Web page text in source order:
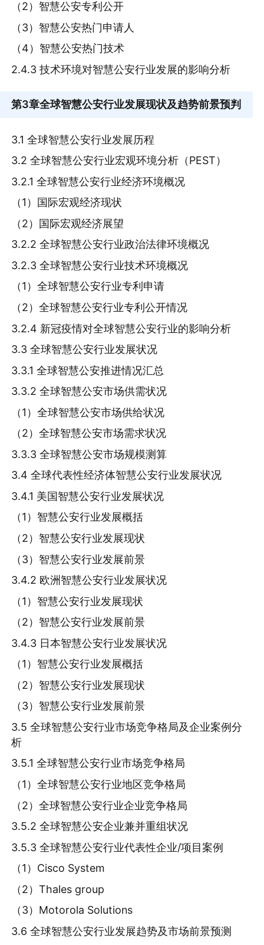
（2）智慧公安专利公开
（3）智慧公安热门申请人
（4）智慧公安热门技术
2.4.3 技术环境对智慧公安行业发展的影响分析
第3章全球智慧公安行业发展现状及趋势前景预判
3.1 全球智慧公安行业发展历程
3.2 全球智慧公安行业宏观环境分析（PEST）
3.2.1 全球智慧公安行业经济环境概况
（1）国际宏观经济现状
（2）国际宏观经济展望
3.2.2 全球智慧公安行业政治法律环境概况
3.2.3 全球智慧公安行业技术环境概况
（1）全球智慧公安行业专利申请
（2）全球智慧公安行业专利公开情况
3.2.4 新冠疫情对全球智慧公安行业的影响分析
3.3 全球智慧公安行业发展状况
3.3.1 全球智慧公安推进情况汇总
3.3.2 全球智慧公安市场供需状况
（1）全球智慧公安市场供给状况
（2）全球智慧公安市场需求状况
3.3.3 全球智慧公安市场规模测算
3.4 全球代表性经济体智慧公安行业发展状况
3.4.1 美国智慧公安行业发展状况
（1）智慧公安行业发展概括
（2）智慧公安行业发展现状
（3）智慧公安行业发展前景
3.4.2 欧洲智慧公安行业发展状况
（1）智慧公安行业发展现状
（2）智慧公安行业发展前景
3.4.3 日本智慧公安行业发展状况
（1）智慧公安行业发展概括
（2）智慧公安行业发展现状
（3）智慧公安行业发展前景
3.5 全球智慧公安行业市场竞争格局及企业案例分
析
3.5.1 全球智慧公安行业市场竞争格局
（1）全球智慧公安行业地区竞争格局
（2）全球智慧公安行业企业竞争格局
3.5.2 全球智慧公安企业兼并重组状况
3.5.3 全球智慧公安行业代表性企业/项目案例
（1）Cisco System
（2）Thales group
（3）Motorola Solutions
3.6 全球智慧公安行业发展趋势及市场前景预测